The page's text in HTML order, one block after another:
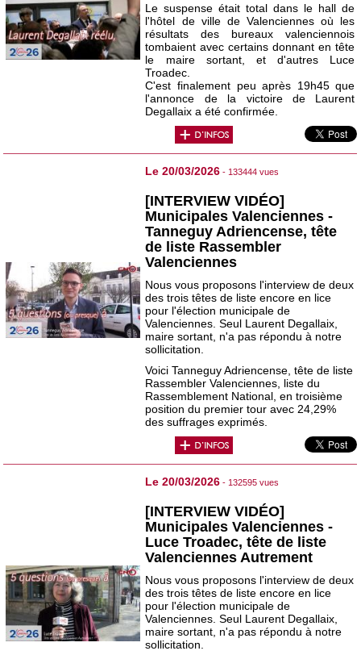
Le suspense était total dans le hall de
l'hôtel de ville de Valenciennes où les
résultats des bureaux valenciennois
tombaient avec certains donnant en tête
le maire sortant, et d'autres Luce
Troadec.
C'est finalement peu après 19h45 que
l'annonce de la victoire de Laurent
Degallaix a été confirmée.
Le 20/03/2026 - 133444 vues
[INTERVIEW VIDÉO]
Municipales Valenciennes -
Tanneguy Adriencense, tête
de liste Rassembler
Valenciennes
Nous vous proposons l'interview de deux
des trois têtes de liste encore en lice
pour l'élection municipale de
Valenciennes. Seul Laurent Degallaix,
maire sortant, n'a pas répondu à notre
sollicitation.
Voici Tanneguy Adriencense, tête de liste
Rassembler Valenciennes, liste du
Rassemblement National, en troisième
position du premier tour avec 24,29%
des suffrages exprimés.
Le 20/03/2026 - 132595 vues
[INTERVIEW VIDÉO]
Municipales Valenciennes -
Luce Troadec, tête de liste
Valenciennes Autrement
Nous vous proposons l'interview de deux
des trois têtes de liste encore en lice
pour l'élection municipale de
Valenciennes. Seul Laurent Degallaix,
maire sortant, n'a pas répondu à notre
sollicitation.